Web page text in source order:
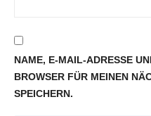
NAME, E-MAIL-ADRESSE
BROWSER FÜR MEINEN
SPEICHERN.